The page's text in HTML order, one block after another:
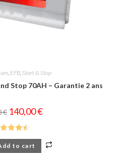
EFB Start & Stop
Stop 70AH – Garantie 2 ans
€ 140,00€
4.51
of 5to cart